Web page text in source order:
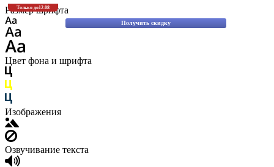
Только до12.08
Получить скидку
Размер шрифта
Цвет фона и шрифта
Изображения
Озвучивание текста